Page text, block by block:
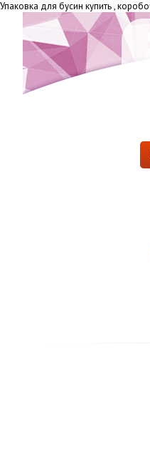
Упаковка для бусин купить ,